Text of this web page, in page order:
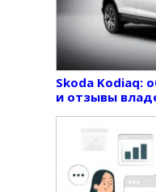
Skoda Kodiaq:
и отзывы